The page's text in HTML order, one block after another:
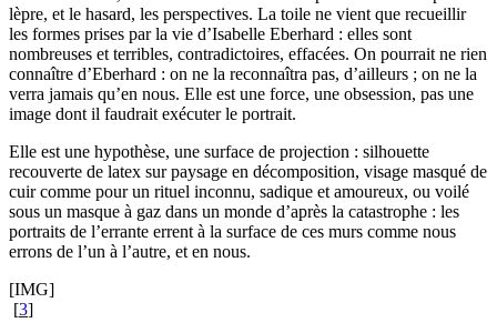
lèpre, et le hasard, les perspectives. La toile ne vient que recueillir
les formes prises par la vie d’Isabelle Eberhard : elles sont
nombreuses et terribles, contradictoires, effacées. On pourrait ne rien
connaître d’Eberhard : on ne la reconnaîtra pas, d’ailleurs ; on ne la
verra jamais qu’en nous. Elle est une force, une obsession, pas une
image dont il faudrait exécuter le portrait.
Elle est une hypothèse, une surface de projection : silhouette
recouverte de latex sur paysage en décomposition, visage masqué de
cuir comme pour un rituel inconnu, sadique et amoureux, ou voilé
sous un masque à gaz dans un monde d’après la catastrophe : les
portraits de l’errante errent à la surface de ces murs comme nous
errons de l’un à l’autre, et en nous.
[IMG]
[3]